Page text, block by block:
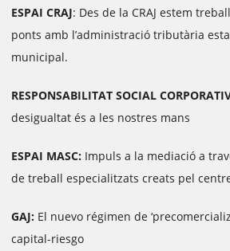
ESPAI CRAJ: Des de la CRAJ estem
ponts amb l’administració tributària
municipal.
RESPONSABILITAT SOCIAL
desigualtat és a les nostres mans
ESPAI MASC: Impuls a la mediació a
de treball especialitzats creats pel
GAJ: El nuevo régimen de
capital-riesgo